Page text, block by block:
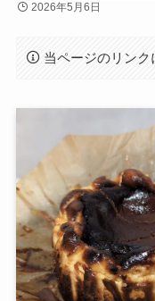
2026年5月6日
当ページのリンク